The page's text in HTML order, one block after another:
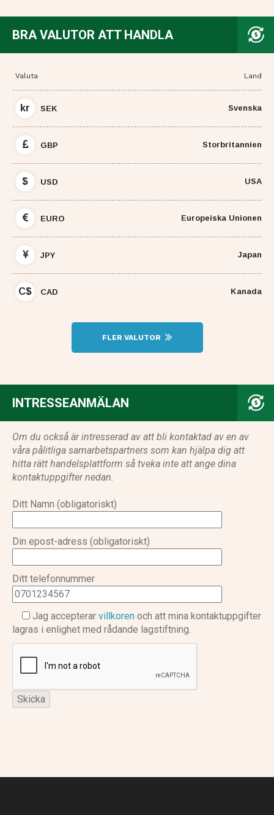
BRA VALUTOR ATT HANDLA
Valuta Land
kr SEK Svenska
GBP Storbritannien
$ USD USA
EURO Europeiska Unionen
JPY Japan
C$ CAD Kanada
FLER VALUTOR
INTRESSEANMÄLAN
Om du också är intresserad av att bli kontaktad av en av
våra pålitliga samarbetspartners som kan hjälpa dig att
hitta rätt handelsplattform så tveka inte att ange dina
kontaktuppgifter nedan.
Ditt Namn (obligatoriskt)
Din epost-adress (obligatoriskt)
Ditt telefonnummer
Jag accepterar villkoren och att mina kontaktuppgifter
lagras i enlighet med rådande lagstiftning.